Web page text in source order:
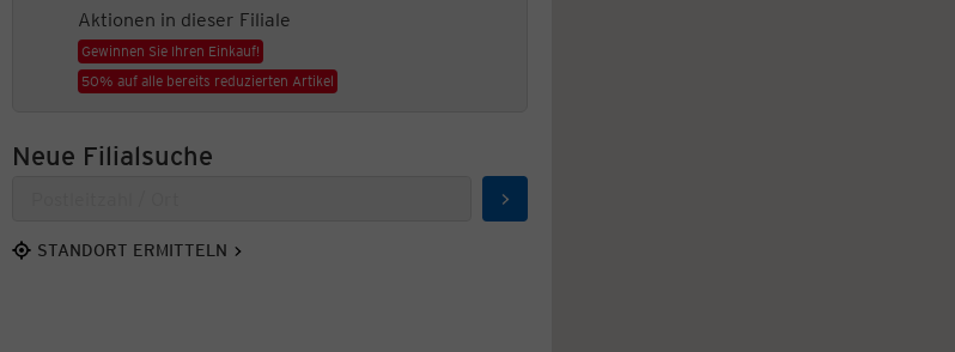
Aktionen in dieser Filiale
Gewinnen Sie Ihren Einkauf!
50% auf alle bereits reduzierten Artikel
Neue Filialsuche
Suchen
STANDORT ERMITTELN